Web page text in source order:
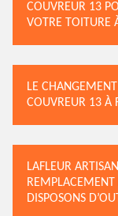
COUVREUR 13
VOTRE TOITURE
LE
COUVREUR 13 À
LAFLEUR
DISPOSONS